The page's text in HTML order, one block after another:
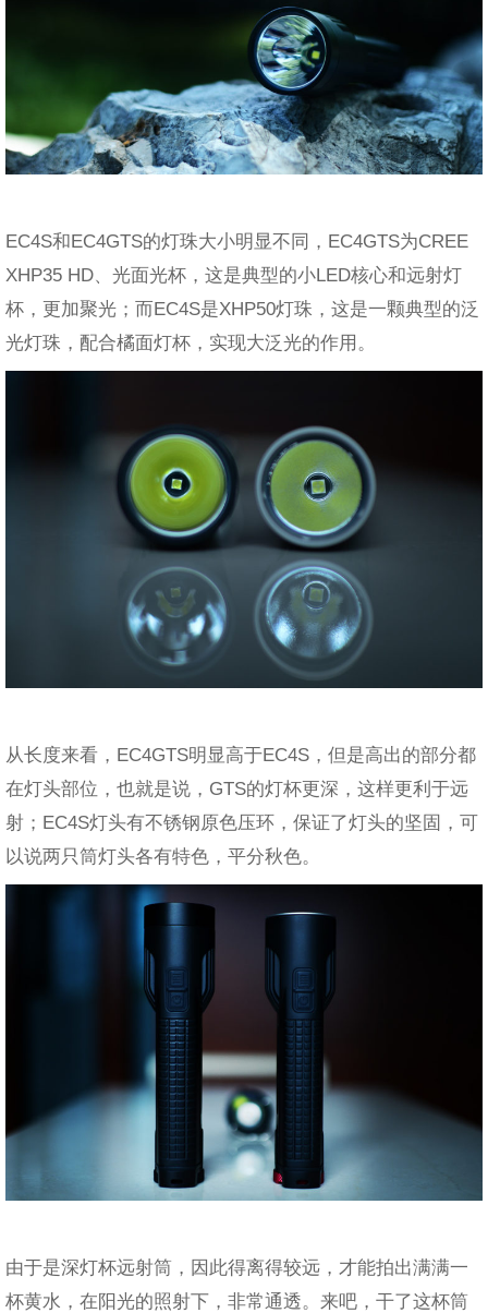
EC4S和EC4GTS的灯珠大小明显不同，EC4GTS为CREE
XHP35 HD、光面光杯，这是典型的小LED核心和远射灯
杯，更加聚光；而EC4S是XHP50灯珠，这是一颗典型的泛
光灯珠，配合橘面灯杯，实现大泛光的作用。
从长度来看，EC4GTS明显高于EC4S，但是高出的部分都
在灯头部位，也就是说，GTS的灯杯更深，这样更利于远
射；EC4S灯头有不锈钢原色压环，保证了灯头的坚固，可
以说两只筒灯头各有特色，平分秋色。
由于是深灯杯远射筒，因此得离得较远，才能拍出满满一
杯黄水，在阳光的照射下，非常通透。来吧，干了这杯筒